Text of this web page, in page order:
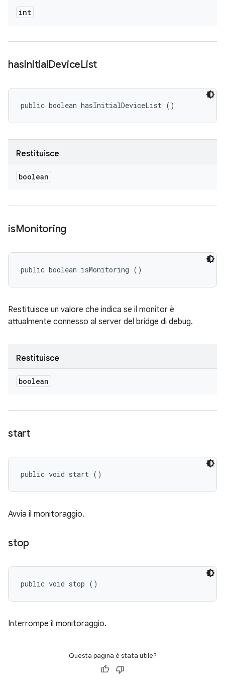
int
hasInitialDeviceList
public boolean hasInitialDeviceList ()
Restituisce
boolean
isMonitoring
public boolean isMonitoring ()
Restituisce un valore che indica se il monitor è
attualmente connesso al server del bridge di debug.
Restituisce
boolean
start
public void start ()
Avvia il monitoraggio.
stop
public void stop ()
Interrompe il monitoraggio.
Questa pagina è stata utile?